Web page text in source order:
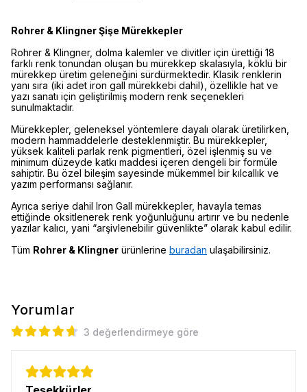
Rohrer & Klingner Şişe Mürekkepler
Rohrer & Klingner, dolma kalemler ve divitler için ürettiği 18
farklı renk tonundan oluşan bu mürekkep skalasıyla, köklü bir
mürekkep üretim geleneğini sürdürmektedir. Klasik renklerin
yanı sıra (iki adet iron gall mürekkebi dahil), özellikle hat ve
yazı sanatı için geliştirilmiş modern renk seçenekleri
sunulmaktadır.
Mürekkepler, geleneksel yöntemlere dayalı olarak üretilirken,
modern hammaddelerle desteklenmiştir. Bu mürekkepler,
yüksek kaliteli parlak renk pigmentleri, özel işlenmiş su ve
minimum düzeyde katkı maddesi içeren dengeli bir formüle
sahiptir. Bu özel bileşim sayesinde mükemmel bir kılcallık ve
yazım performansı sağlanır.
Ayrıca seriye dahil Iron Gall mürekkepler, havayla temas
ettiğinde oksitlenerek renk yoğunluğunu artırır ve bu nedenle
yazılar kalıcı, yani “arşivlenebilir güvenlikte” olarak kabul edilir.
Tüm Rohrer & Klingner ürünlerine buradan ulaşabilirsiniz.
Yorumlar
3 değerlendirmeye göre